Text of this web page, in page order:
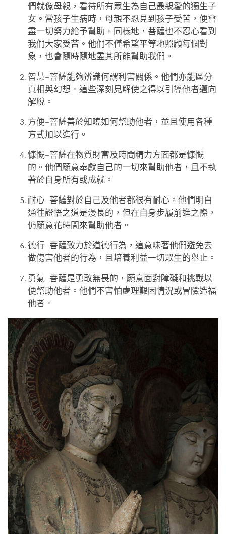
們就像母親，看待所有眾生為自己最親愛的獨生子
女。當孩子生病時，母親不忍見到孩子受苦，便會
盡一切努力給予幫助。同樣地，菩薩也不忍心看到
我們大家受苦。他們不僅希望平等地照顧每個對
象，也會隨時隨地盡其所能幫助我們。
智慧–菩薩能夠辨識何謂利害關係。他們亦能區分
真相與幻想。這些深刻見解使之得以引導他者邁向
解脫。
方便–菩薩善於知曉如何幫助他者，並且使用各種
方式加以進行。
慷慨–菩薩在物質財富及時間精力方面都是慷慨
的。他們願意奉獻自己的一切來幫助他者，且不執
著於自身所有或成就。
耐心–菩薩對於自己及他者都很有耐心。他們明白
通往證悟之道是漫長的，但在自身步履前進之際，
仍願意花時間來幫助他者。
德行–菩薩致力於道德行為，這意味著他們避免去
做傷害他者的行為，且培養利益一切眾生的舉止。
勇氣–菩薩是勇敢無畏的，願意面對障礙和挑戰以
便幫助他者。他們不害怕處理艱困情況或冒險造福
他者。